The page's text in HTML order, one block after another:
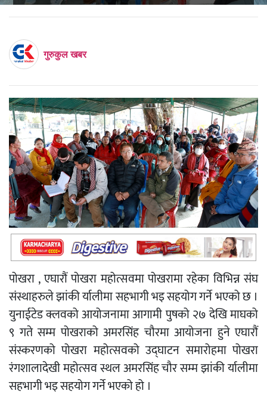
गुरुकुल खबर
पोखरा , एघारौं पोखरा महोत्सवमा पोखरामा रहेका विभिन्न संघ
संस्थाहरुले झांकी र्यालीमा सहभागी भइ सहयोग गर्ने भएको छ ।
युनाईटेड क्लवको आयोजनामा आगामी पुषको २७ देखि माघको
९ गते सम्म पोखराको अमरसिंह चौरमा आयोजना हुने एघारौं
संस्करणको पोखरा महोत्सवको उद्घाटन समारोहमा पोखरा
रंगशालादेखी महोत्सव स्थल अमरसिंह चौर सम्म झांकी र्यालीमा
सहभागी भइ सहयोग गर्ने भएको हो ।